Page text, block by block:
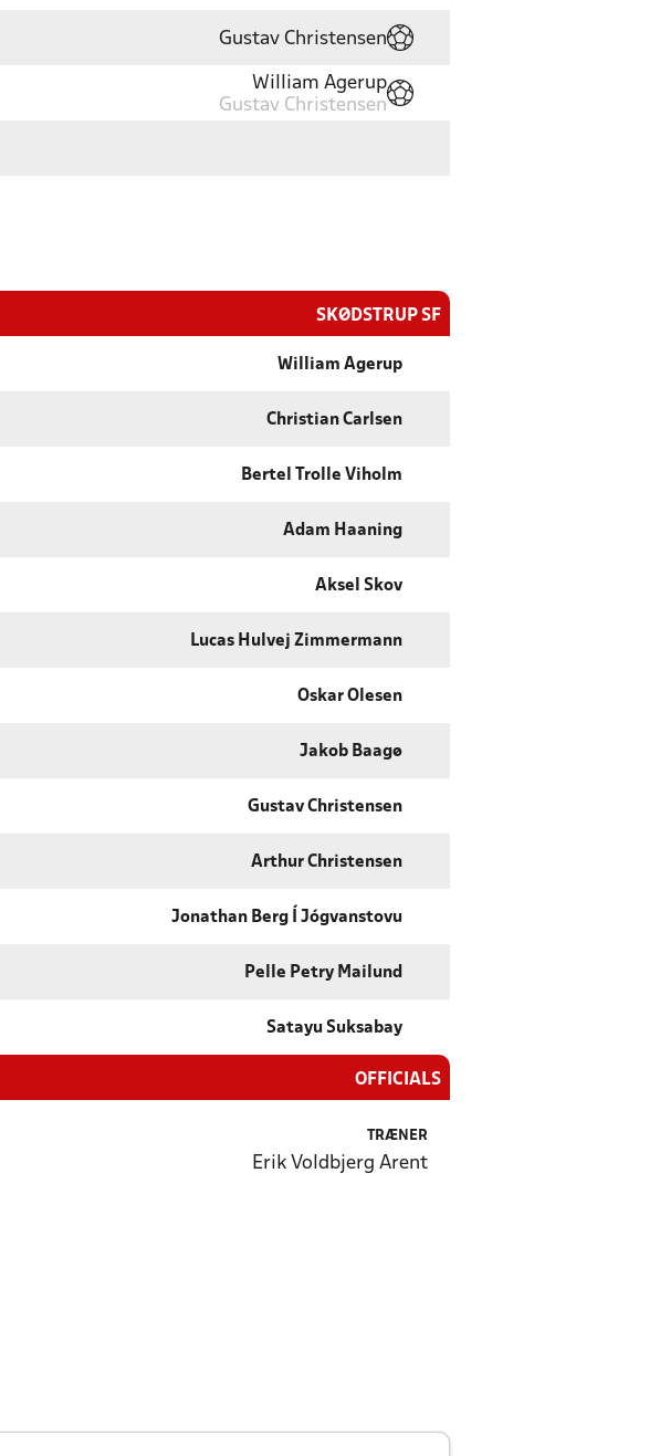
Gustav Christensen
William Agerup
Gustav Christensen
SKØDSTRUP SF
William Agerup
Christian Carlsen
Bertel Trolle Viholm
Adam Haaning
Aksel Skov
Lucas Hulvej Zimmermann
Oskar Olesen
Jakob Baagø
Gustav Christensen
Arthur Christensen
Jonathan Berg Í Jógvanstovu
Pelle Petry Mailund
Satayu Suksabay
OFFICIALS
TRÆNER
Erik Voldbjerg Arent